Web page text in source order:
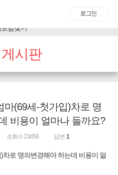
로그인
시판
마(69세-첫가입)차로 명
비용이 얼마나 들까요?
조회수 23456 답변 1
로 명의변경해야 하는데 비용이 얼